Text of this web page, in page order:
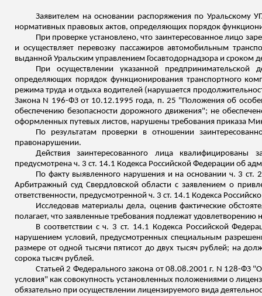
Заявителем на основании распоряжения по Уральскому
нормативных правовых актов, определяющих порядок
При проверке установлено, что заинтересованное лицо
и осуществляет перевозку пассажиров автомобильным
выданной Уральским управлением Госавтодорнадзора и сроком
При осуществлении указанной предпринимательской
определяющих порядок функционирования транспортного
режима труда и отдыха водителей (нарушается
Закона N 196-ФЗ от 10.12.1995 года, п. 25 "Положения об
обеспечению безопасности дорожного движения"; не
оформленных путевых листов, нарушены требования приказа
По результатам проверки в отношении
правонарушении.
Действия заинтересованного лица квалифицированы
предусмотрена ч. 3 ст. 14.1 Кодекса Российской Федерации об
По факту выявленного нарушения и на основании ч. 3 ст.
Арбитражный суд Свердловской области с заявлением о
ответственности, предусмотренной ч. 3 ст. 14.1 Кодекса
Исследовав материалы дела, оценив фактические
полагает, что заявленные требования подлежат удовлетворению
В соответствии с ч. 3 ст. 14.1 Кодекса Российской
нарушением условий, предусмотренных специальным
размере от одной тысячи пятисот до двух тысяч рублей; на
сорока тысяч рублей.
Статьей 2 Федерального закона от 08.08.2001 г. N 128-ФЗ
условия" как совокупность установленных положениями о
обязательно при осуществлении лицензируемого вида